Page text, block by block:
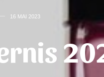
16 MAI 2023